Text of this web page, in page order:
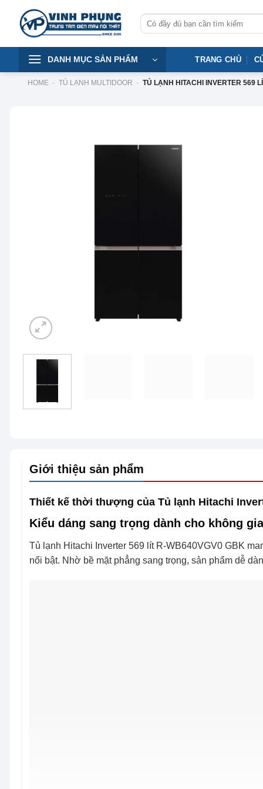
content
Tìm
kiếm:
DANH MỤC SẢN PHẨM TRANG CHỦ
HOME - TỦ LẠNH MULTIDOOR - TỦ LẠNH HITACHI INVERTER 569
Giới thiệu sản phẩm
Thiết kế thời thượng của Tủ lạnh Hitachi
Kiểu dáng sang trọng dành cho không
Tủ lạnh Hitachi Inverter 569 lít R-WB640VGV0 GBK
nổi bật. Nhờ bề mặt phẳng sang trọng, sản phẩm dễ